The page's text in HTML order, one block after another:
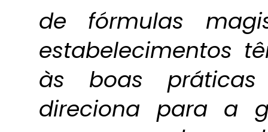
de fórmulas
estabelecimentos
às boas
direciona para a